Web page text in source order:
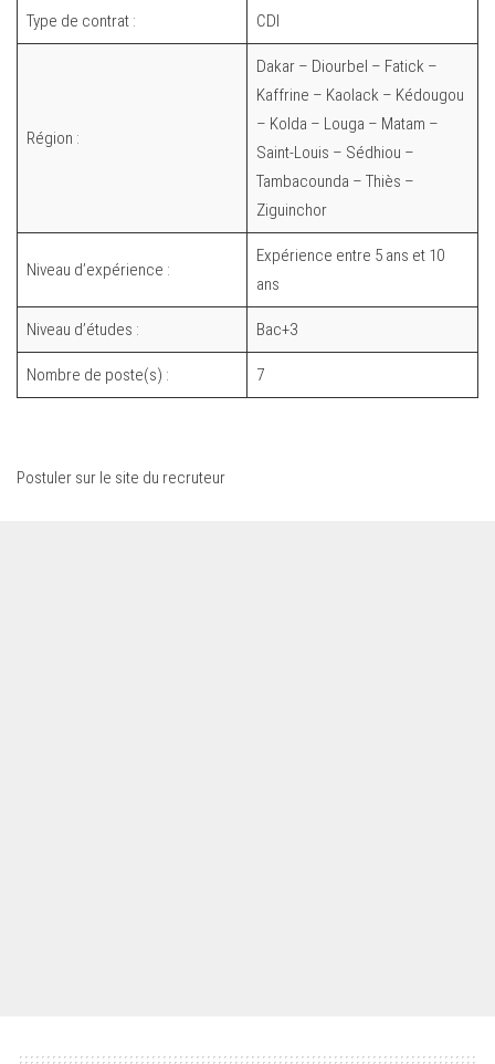
Type de contrat : CDI
Région :
Dakar – Diourbel – Fatick –
Kaffrine – Kaolack – Kédougou
– Kolda – Louga – Matam –
Saint-Louis – Sédhiou –
Tambacounda – Thiès –
Ziguinchor
Niveau d’expérience :
Expérience entre 5 ans et 10
ans
Niveau d’études : Bac+3
Nombre de poste(s) : 7
Postuler sur le site du recruteur